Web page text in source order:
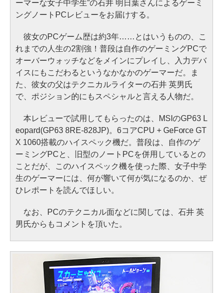
ーマーな女子中学生”の石井 明日葉さんによるゲーミ
ングノートPCレビューをお届けする。
彼女のPCゲーム歴は約3年……とはいうものの、こ
れまでの人生の2割強！普段は自作のゲーミングPCで
オーバーウォッチなどをメインにプレイし、入力デバ
イスにもこだわるというなかなかのゲーマーだ。ま
た、彼女の父はテクニカルライターの石井 英男氏
で、ポジション的にもスペシャルと言える人物だ。
本レビューで試用してもらったのは、MSIのGP63 L
eopard(GP63 8RE-828JP)。6コアCPU + GeForce GT
X 1060搭載のハイスペック機だ。普段は、自作のゲ
ーミングPCと、旧型のノートPCを併用しているとの
ことだが、このハイスペック機を使った際、女子中学
生のゲーマーには、何が響いて何が気になるのか、ぜ
ひレポートを読んでほしい。
なお、PCのテクニカル面などに関しては、石井 英
男氏からもコメントを頂いた。